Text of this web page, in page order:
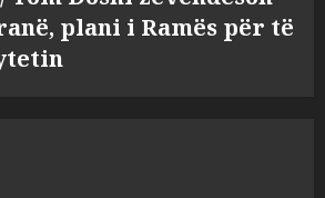
plani i Ramës për të